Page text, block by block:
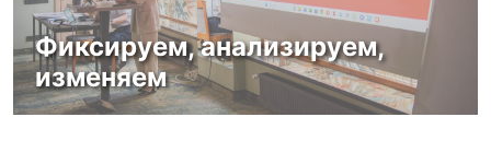
Фиксируем, анализируем,
изменяем